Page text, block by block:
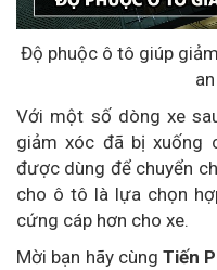
Độ phuộc ô tô giúp
Với một số dòng xe
giảm xóc đã bị xuống
được dùng để chuyển
cho ô tô là lựa chọn
cứng cáp hơn cho xe.
Mời bạn hãy cùngTiến